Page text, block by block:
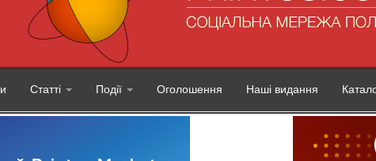
Статті Події Оголошення Наші видання